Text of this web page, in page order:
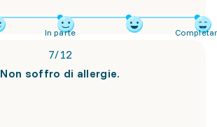
In parte
7/12
Non soffro di allergie.